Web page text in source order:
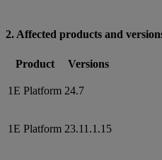
2. Affected products and
Product Versions
1E Platform 24.7
1E Platform 23.11.1.15